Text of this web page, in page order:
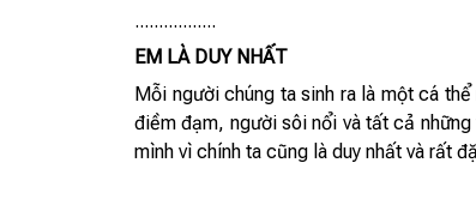
.................
EM LÀ DUY NHẤT
Mỗi người chúng ta sinh ra là một cá
điềm đạm, người sôi nổi và tất cả những
mình vì chính ta cũng là duy nhất và rất